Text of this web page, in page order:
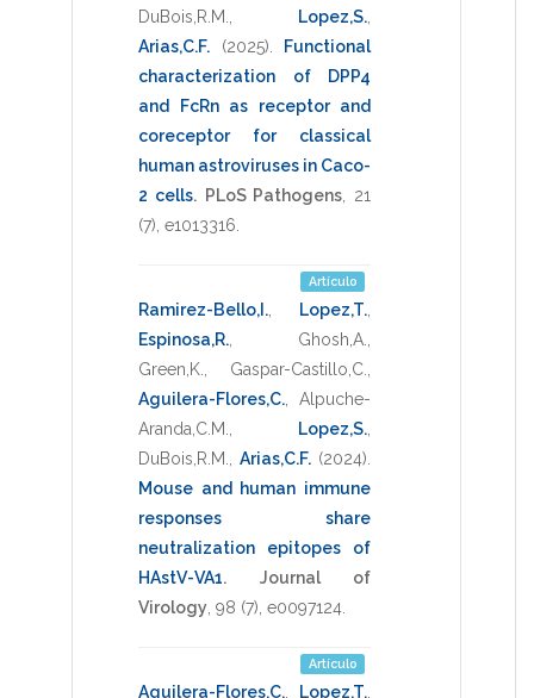
DuBois,R.M.
Lopez,S.
Arias,C.F.
(2025)
Functional
characterization of DPP4
and FcRn as receptor and
coreceptor for classical
human astroviruses in Caco-
2 cells. PLoS Pathogens
21
(7), e1013316
Artículo
Ramirez-Bello,I. Lopez,T.
Espinosa,R.
Ghosh,A.
Green,K.
Gaspar-Castillo,C.
Aguilera-Flores,C.
Alpuche-
Aranda,C.M.
Lopez,S.
DuBois,R.M.
Arias,C.F. (2024)
Mouse and human immune
responses share
neutralization epitopes of
HAstV-VA1.
Journal of
Virology 98 (7), e0097124
Artículo
Aguilera-Flores,C. Lopez,T.